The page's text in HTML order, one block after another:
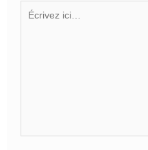
Écrivez
ici…